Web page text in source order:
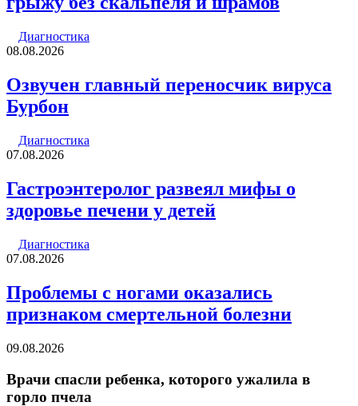
Диагностика
08.08.2026
Озвучен главный переносчик вируса
Бурбон
Диагностика
07.08.2026
Гастроэнтеролог развеял мифы о
здоровье печени у детей
Диагностика
07.08.2026
Проблемы с ногами оказались
признаком смертельной болезни
09.08.2026
Врачи спасли ребенка, которого ужалила в
горло пчела